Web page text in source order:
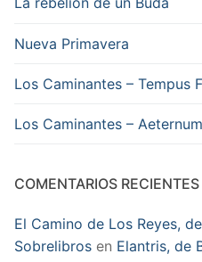
Nueva Primavera
Los Caminantes – Tempus
Los Caminantes – Aeternum
COMENTARIOS RECIENTES
El Camino de Los Reyes,
Sobrelibros en Elantris, de